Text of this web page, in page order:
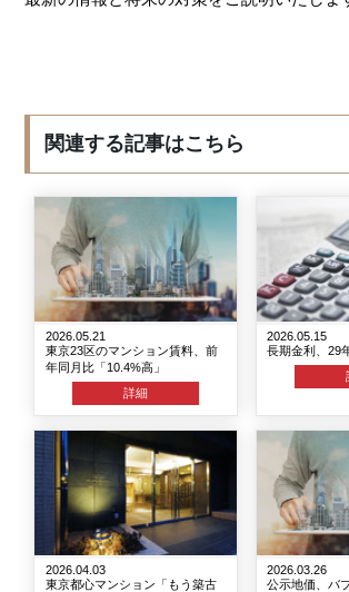
関連する記事はこちら
2026.05.21
東京23区のマンション賃料、前
年同月比「10.4%高」
詳細
2026.05.15
長期金利、29
2026.04.03
東京都心マンション「もう築古
2026.03.26
公示地価、バ